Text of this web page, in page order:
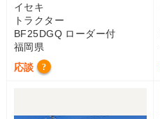
イセキ
トラクター
BF25DGQ ローダー付
福岡県
応談
?